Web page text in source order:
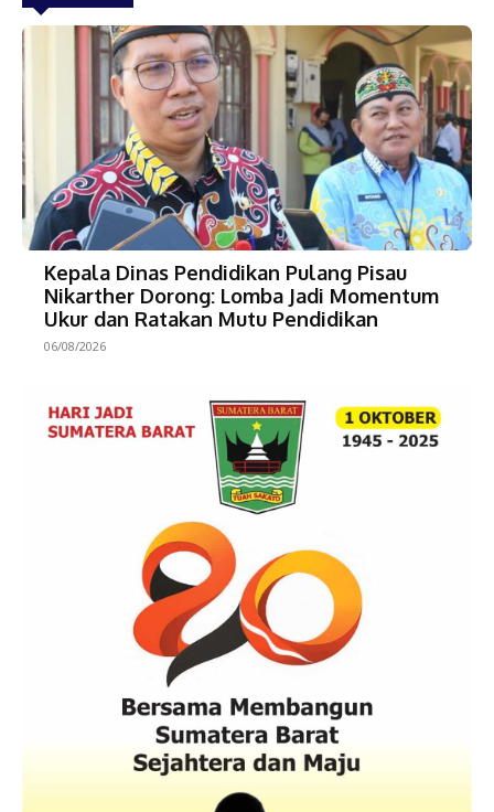
Kepala Dinas Pendidikan Pulang Pisau
Nikarther Dorong: Lomba Jadi Momentum
Ukur dan Ratakan Mutu Pendidikan
06/08/2026